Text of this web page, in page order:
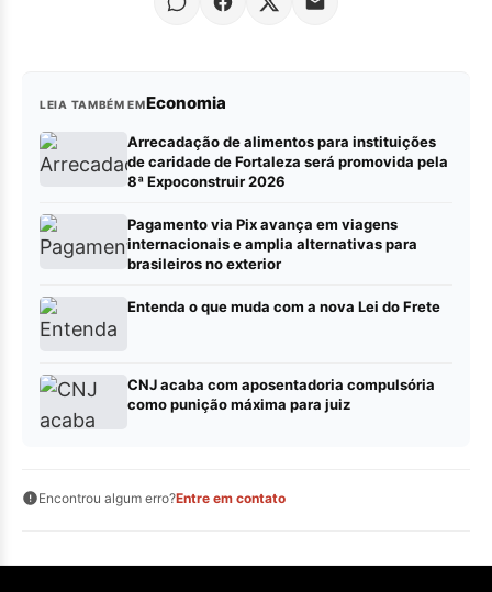
LEIA TAMBÉM EMEconomia
Arrecadação de alimentos para instituições
de caridade de Fortaleza será promovida pela
8ª Expoconstruir 2026
Pagamento via Pix avança em viagens
internacionais e amplia alternativas para
brasileiros no exterior
Entenda o que muda com a nova Lei do Frete
CNJ acaba com aposentadoria compulsória
como punição máxima para juiz
Encontrou algum erro?Entre em contato